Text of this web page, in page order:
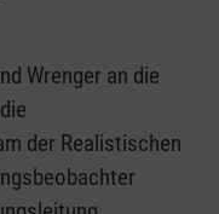
Wrenger an die
der Realistischen